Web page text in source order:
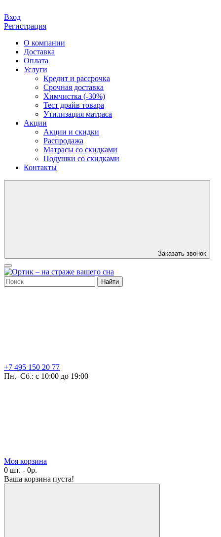
Вход
Регистрация
О компании
Доставка
Оплата
Услуги
Кредит и рассрочка
Срочная доставка
Химчистка (-30%)
Тест драйв товара
Утилизация матраса
Акции
Акции и скидки
Распродажа
Матрасы со скидками
Подушки со скидками
Контакты
Заказать звонок
Найти
+7 495 150 20 77
Пн.–Сб.: с 10:00 до 19:00
Моя корзина
0 шт. - 0р.
Ваша корзина пуста!